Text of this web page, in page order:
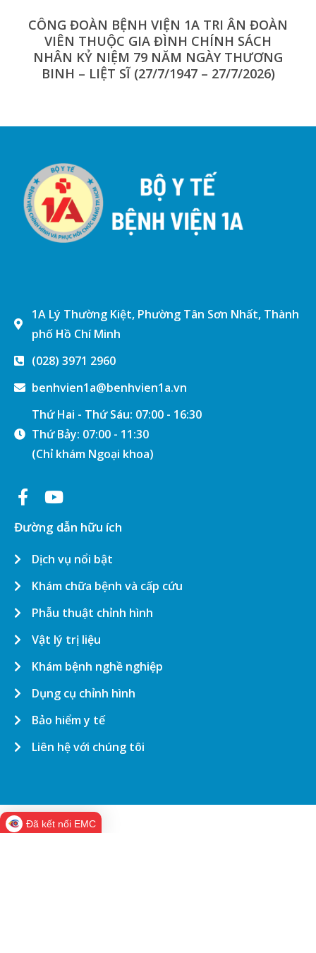
1A Lý Thường Kiệt, Phường Tân Sơn Nhất, Thành
phố Hồ Chí Minh
Thứ Hai - Thứ Sáu: 07:00 - 16:30
Thứ Bảy: 07:00 - 11:30
(Chỉ khám Ngoại khoa)
Đường dẫn hữu ích
Dịch vụ nổi bật
Khám chữa bệnh và cấp cứu
Khám bệnh nghề nghiệp
Dụng cụ chỉnh hình
Bảo hiểm y tế
Liên hệ với chúng tôi
Đã kết nối EMC